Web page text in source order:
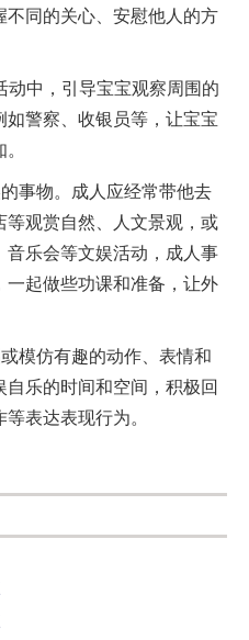
同的关心、安慰他人的方
动中，引导宝宝观察周围的
警察、收银员等，让宝宝
事物。成人应经常带他去
观赏自然、人文景观，或
乐会等文娱活动，成人事
起做些功课和准备，让外
模仿有趣的动作、表情和
乐的时间和空间，积极回
表达表现行为。